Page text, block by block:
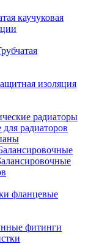
каучуковая
изоляция
радиаторы
радиаторов
фланцевые
фитинги